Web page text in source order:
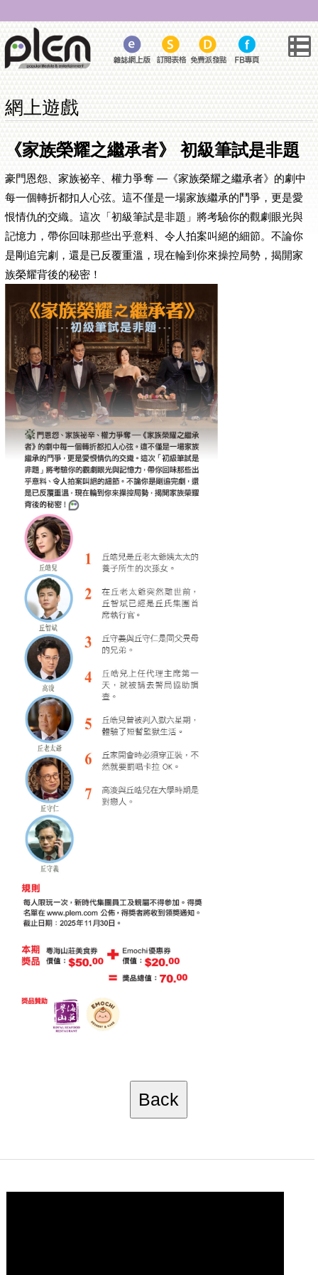
網上遊戲
《家族榮耀之繼承者》 初級筆試是非題
豪門恩怨、家族祕辛、權力爭奪 —《家族榮耀之繼承者》的劇中
每一個轉折都扣人心弦。這不僅是一場家族繼承的鬥爭，更是愛
恨情仇的交織。這次「初級筆試是非題」將考驗你的觀劇眼光與
記憶力，帶你回味那些出乎意料、令人拍案叫絕的細節。不論你
是剛追完劇，還是已反覆重溫，現在輪到你來操控局勢，揭開家
族榮耀背後的秘密！